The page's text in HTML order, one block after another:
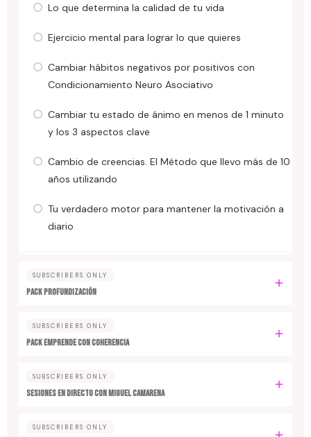
Lo que determina la calidad de tu vida
Ejercicio mental para lograr lo que quieres
Cambiar hábitos negativos por positivos con
Condicionamiento Neuro Asociativo
Cambiar tu estado de ánimo en menos de 1 minuto
y los 3 aspectos clave
Cambio de creencias. El Método que llevo más de 10
años utilizando
Tu verdadero motor para mantener la motivación a
diario
SUBSCRIBERS ONLY
PACK PROFUNDIZACIÓN
SUBSCRIBERS ONLY
PACK EMPRENDE CON COHERENCIA
SUBSCRIBERS ONLY
SESIONES EN DIRECTO CON MIGUEL CAMARENA
SUBSCRIBERS ONLY